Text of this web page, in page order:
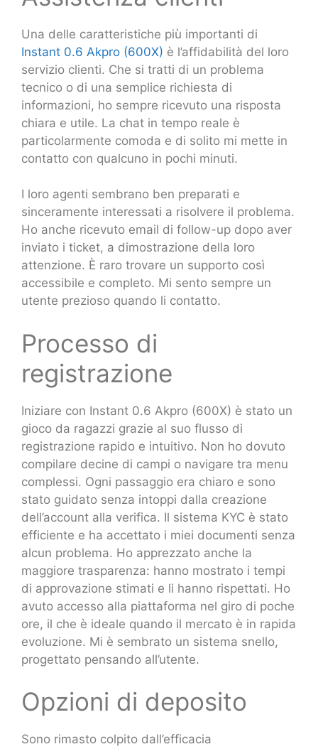
Una delle caratteristiche più importanti di
Instant 0.6 Akpro (600X) è l’affidabilità del loro
servizio clienti. Che si tratti di un problema
tecnico o di una semplice richiesta di
informazioni, ho sempre ricevuto una risposta
chiara e utile. La chat in tempo reale è
particolarmente comoda e di solito mi mette in
contatto con qualcuno in pochi minuti.
I loro agenti sembrano ben preparati e
sinceramente interessati a risolvere il problema.
Ho anche ricevuto email di follow-up dopo aver
inviato i ticket, a dimostrazione della loro
attenzione. È raro trovare un supporto così
accessibile e completo. Mi sento sempre un
utente prezioso quando li contatto.
Processo di
registrazione
Iniziare con Instant 0.6 Akpro (600X) è stato un
gioco da ragazzi grazie al suo flusso di
registrazione rapido e intuitivo. Non ho dovuto
compilare decine di campi o navigare tra menu
complessi. Ogni passaggio era chiaro e sono
stato guidato senza intoppi dalla creazione
dell’account alla verifica. Il sistema KYC è stato
efficiente e ha accettato i miei documenti senza
alcun problema. Ho apprezzato anche la
maggiore trasparenza: hanno mostrato i tempi
di approvazione stimati e li hanno rispettati. Ho
avuto accesso alla piattaforma nel giro di poche
ore, il che è ideale quando il mercato è in rapida
evoluzione. Mi è sembrato un sistema snello,
progettato pensando all’utente.
Opzioni di deposito
Sono rimasto colpito dall’efficacia